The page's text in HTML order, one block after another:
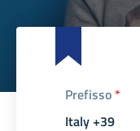
Prefisso *